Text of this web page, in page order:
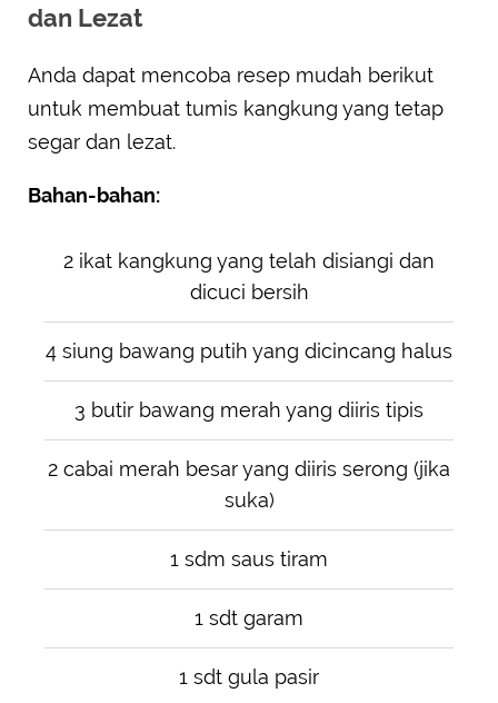
dan Lezat
Anda dapat mencoba resep mudah berikut
untuk membuat tumis kangkung yang tetap
segar dan lezat.
Bahan-bahan:
2 ikat kangkung yang telah disiangi dan
dicuci bersih
4 siung bawang putih yang dicincang halus
3 butir bawang merah yang diiris tipis
2 cabai merah besar yang diiris serong (jika
suka)
1 sdm saus tiram
1 sdt garam
1 sdt gula pasir